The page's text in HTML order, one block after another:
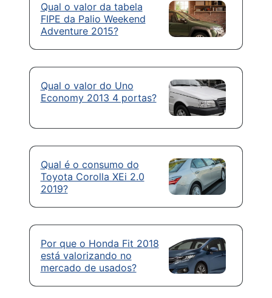
Qual o valor da tabela
FIPE da Palio Weekend
Adventure 2015?
Qual o valor do Uno
Economy 2013 4 portas?
Qual é o consumo do
Toyota Corolla XEi 2.0
2019?
Por que o Honda Fit 2018
está valorizando no
mercado de usados?